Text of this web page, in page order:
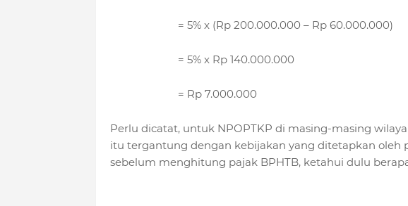
= 5% x (Rp 200.000.000 – Rp 60.000.000)
= 5% x Rp 140.000.000
= Rp 7.000.000
Perlu dicatat, untuk NPOPTKP di masing-masing
itu tergantung dengan kebijakan yang ditetapkan oleh
sebelum menghitung pajak BPHTB, ketahui dulu